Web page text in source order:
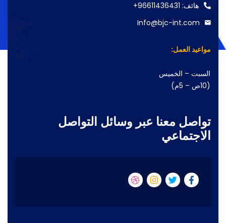
هائف: 96611436431+
Info@bjc-int.com
مواعيد العمل:
السبت – الخميس
(10ص – 5م)
تواصل معنا عبر وسائل التواصل
الاجتماعي